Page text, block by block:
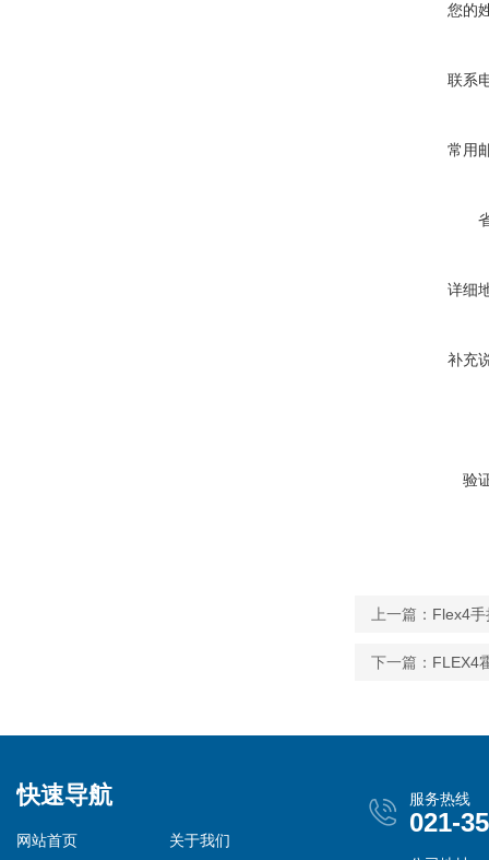
您的
联系
常用
详细
补充
验
上一篇： Flex4
下一篇： FLEX4
快速导航
网站首页 关于我们
服务热线
021-